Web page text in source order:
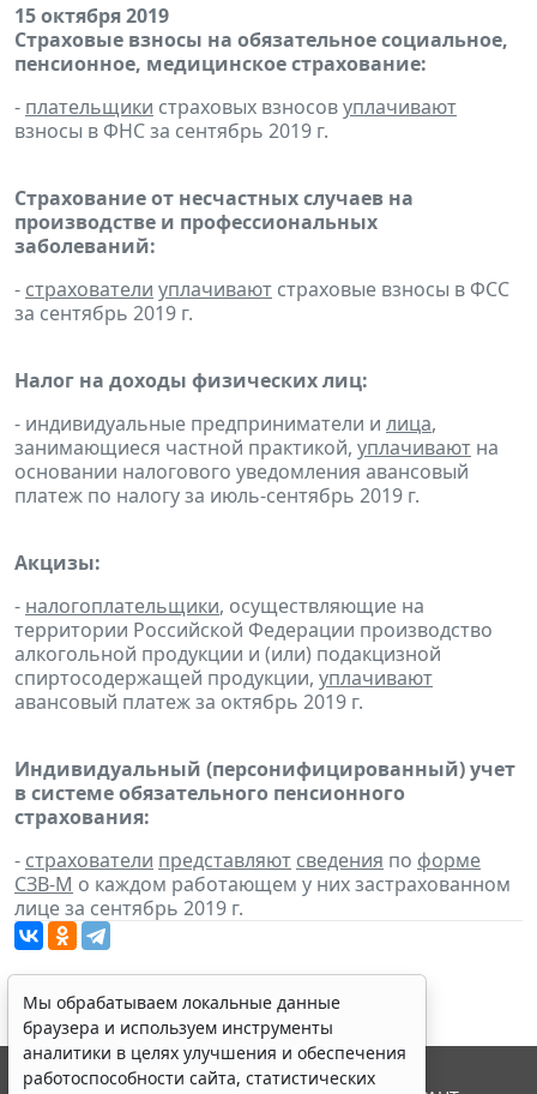
15 октября 2019
Страховые взносы на обязательное социальное,
пенсионное, медицинское страхование:
- плательщики страховых взносовуплачивают
взносы в ФНС за сентябрь 2019 г.
Страхование от несчастных случаев на
производстве и профессиональных
заболеваний:
- страхователи уплачивают страховые взносы в ФСС
за сентябрь 2019 г.
Налог на доходы физических лиц:
- индивидуальные предприниматели и лица,
занимающиеся частной практикой, уплачивают на
основании налогового уведомления авансовый
платеж по налогу за июль-сентябрь 2019 г.
Акцизы:
- налогоплательщики, осуществляющие на
территории Российской Федерации производство
алкогольной продукции и (или) подакцизной
спиртосодержащей продукции, уплачивают
авансовый платеж за октябрь 2019 г.
Индивидуальный (персонифицированный) учет
в системе обязательного пенсионного
страхования:
- страхователи представляют сведения по форме
СЗВ-М о каждом работающем у них застрахованном
лице за сентябрь 2019 г.
Мы обрабатываем локальные данные
браузера и используем инструменты
аналитики в целях улучшения и обеспечения
работоспособности сайта, статистических